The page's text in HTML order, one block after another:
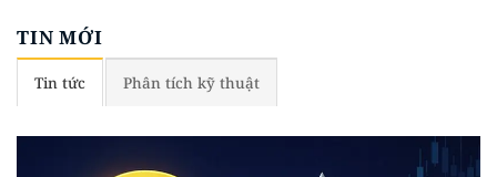
TIN MỚI
Tin tức Phân tích kỹ thuật